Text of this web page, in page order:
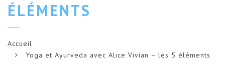
ÉLÉMENTS
Accueil
Yoga et Ayurveda avec Alice Vivian – les 5 éléments